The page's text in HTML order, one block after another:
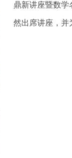
鼎新讲座暨数学
然出席讲座，并